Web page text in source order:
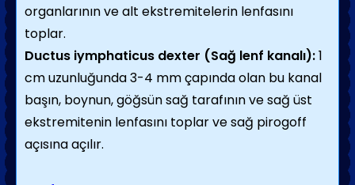
organlarının ve alt ekstremitelerin lenfasını
toplar.
Ductus iymphaticus dexter (Sağ lenf kanalı):1
cm uzunluğunda 3-4 mm çapında olan bu kanal
başın, boynun, göğsün sağ tarafının ve sağ üst
ekstremitenin lenfasını toplar ve sağ pirogoff
açısına açılır.